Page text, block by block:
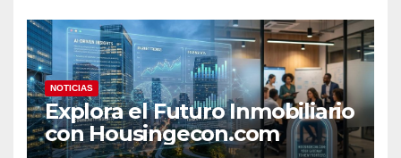
NOTICIAS
Explora el Futuro Inmobiliario
con Housingecon.com